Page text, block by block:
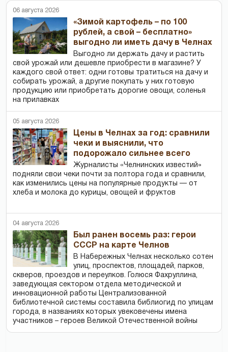
06 августа 2026
«Зимой картофель – по 100
рублей, а свой – бесплатно»
выгодно ли иметь дачу в Челнах
Выгодно ли держать дачу и растить
свой урожай или дешевле приобрести в магазине? У
каждого свой ответ: одни готовы тратиться на дачу и
собирать урожай, а другие покупать у них готовую
продукцию или приобретать дорогие овощи, соленья
на прилавках
05 августа 2026
Цены в Челнах за год: сравнили
чеки и выяснили, что
подорожало сильнее всего
Журналисты «Челнинских известий»
подняли свои чеки почти за полтора года и сравнили,
как изменились цены на популярные продукты — от
хлеба и молока до курицы, овощей и фруктов
04 августа 2026
Был ранен восемь раз: герои
СССР на карте Челнов
В Набережных Челнах несколько сотен
улиц, проспектов, площадей, парков,
скверов, проездов и переулков. Голюся Фахруллина,
заведующая сектором отдела методической и
инновационной работы Централизованной
библиотечной системы составила библиогид по улицам
города, в названиях которых увековечены имена
участников – героев Великой Отечественной войны